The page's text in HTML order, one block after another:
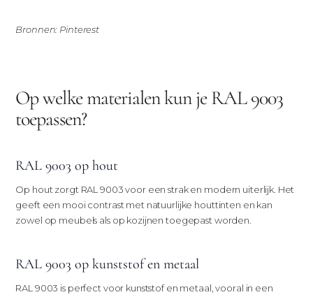
Bronnen: Pinterest
Op welke materialen kun je RAL 9003
toepassen?
RAL 9003 op hout
Op hout zorgt RAL 9003 voor een strak en modern uiterlijk. Het
geeft een mooi contrast met natuurlijke houttinten en kan
zowel op meubels als op kozijnen toegepast worden.
RAL 9003 op kunststof en metaal
RAL 9003 is perfect voor kunststof en metaal, vooral in een